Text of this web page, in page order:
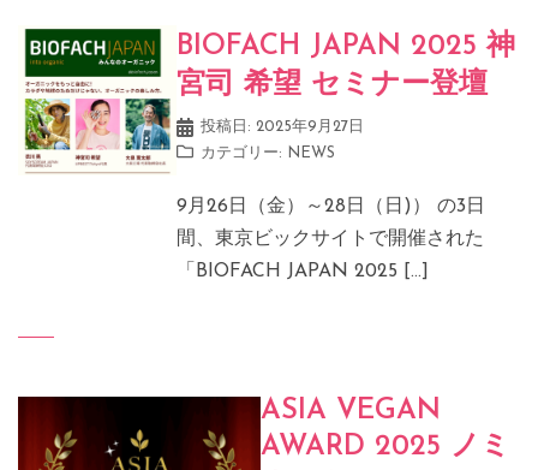
BIOFACH JAPAN 2025 神
宮司 希望 セミナー登壇
投稿日: 2025年9月27日
カテゴリー:
NEWS
9月26日（金）～28日（日)） の3日
間、東京ビックサイトで開催された
「BIOFACH JAPAN 2025 […]
ASIA VEGAN
AWARD 2025 ノミ